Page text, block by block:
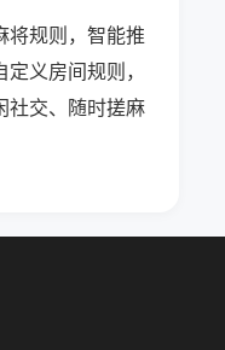
将规则，智能推
义房间规则，
社交、随时搓麻